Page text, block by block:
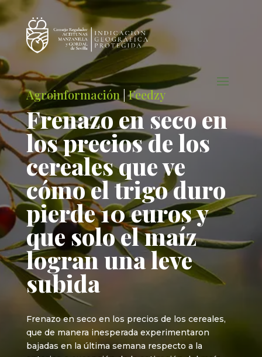
Agroinformación |Feedzy
Frenazo en seco en
los precios de los
cereales que ve
cómo el trigo duro
pierde 10 euros y
que solo el maíz
logran una leve
subida
Frenazo en seco en los precios de los cereales,
que de manera inesperada experimentaron
bajadas en la última semana respecto a la